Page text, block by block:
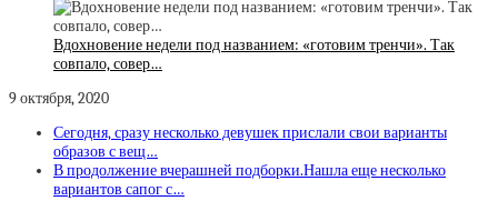
Вдохновение недели под названием: «готовим тренчи». Так
совпало, совер…
9 октября, 2020
Сегодня, сразу несколько девушек прислали свои варианты
образов с вещ…
В продолжение вчерашней подборки.Нашла еще несколько
вариантов сапог с…